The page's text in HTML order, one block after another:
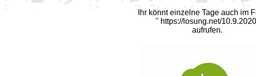
Ihr könnt einzelne Tage auch im
" https://losung.net/10.9.2020
aufrufen.